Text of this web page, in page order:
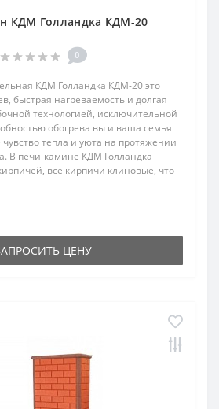
КДМ Голландка КДМ-20
0
КДМ Голландка КДМ-20 это
быстрая нагреваемость и долгая
технологией, исключительной
обогрева вы и ваша семья
тепла и уюта на протяжении
В печи-камине КДМ Голландка
все кирпичи клиновые, что
ЦЕНУ